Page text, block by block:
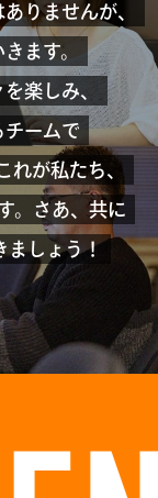
りませんが、
ます。
楽しみ、
チームで
れが私たち、
。 さあ、共に
ましょう！